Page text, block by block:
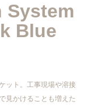
System
Blue
ット。工事現場や溶接
見かけることも増えた